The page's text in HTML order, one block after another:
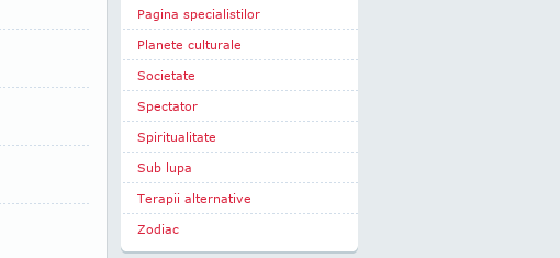
Pagina specialistilor
Planete culturale
Societate
Spectator
Spiritualitate
Sub lupa
Terapii alternative
Zodiac